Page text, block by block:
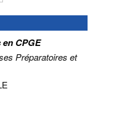
CPGE
Préparatoires et